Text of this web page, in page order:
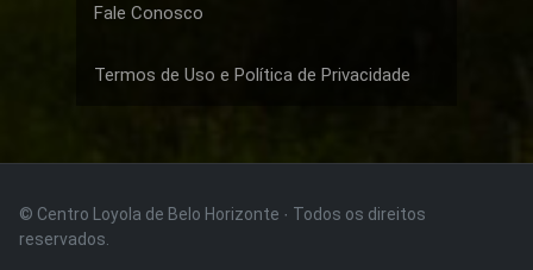
Fale Conosco
Termos de Uso e Política de Privacidade
© Centro Loyola de Belo Horizonte · Todos os direitos
reservados.